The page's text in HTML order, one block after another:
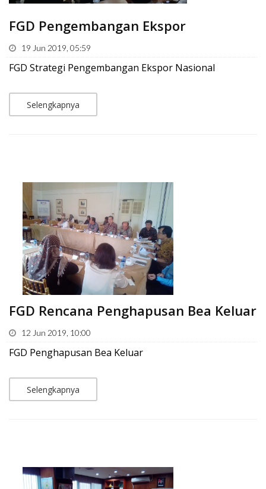
FGD Pengembangan Ekspor
19 Jun 2019, 05:59
FGD Strategi Pengembangan Ekspor Nasional
Selengkapnya
FGD Rencana Penghapusan Bea Keluar
12 Jun 2019, 10:00
FGD Penghapusan Bea Keluar
Selengkapnya